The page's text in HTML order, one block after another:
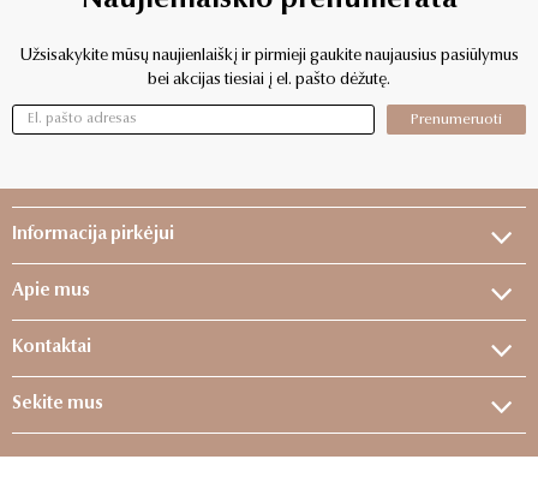
Užsisakykite mūsų naujienlaiškį ir pirmieji gaukite naujausius pasiūlymus
bei akcijas tiesiai į el. pašto dėžutę.
Prenumeruoti
Informacija pirkėjui
Apie mus
Kontaktai
Sekite mus